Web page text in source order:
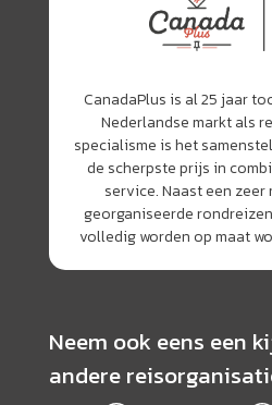
CanadaPlus is al 25 jaar
Nederlandse markt als
specialisme is het
de scherpste prijs in
service. Naast een zeer
georganiseerde
volledig worden op maat
Neem ook eens een
andere